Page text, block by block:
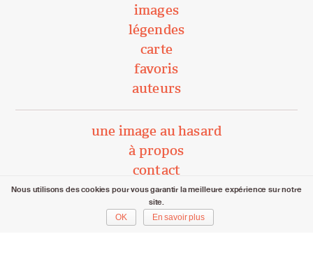
images
légendes
carte
favoris
auteurs
une image au hasard
à propos
contact
unephotoparjour.ch/ 2015 – 2026
Tous droits réservés aux auteurs respectifs.
Nous utilisons des cookies pour vous garantir la meilleure expérience sur notre
site.
OK
En savoir plus